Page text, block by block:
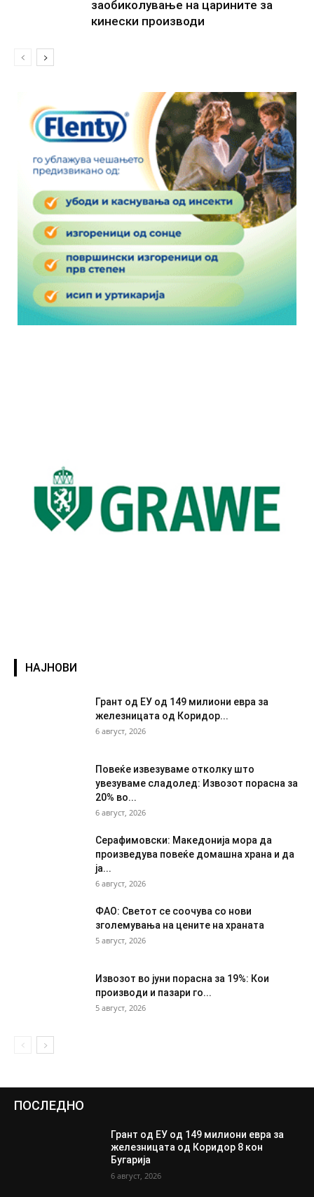
заобиколување на царините за
кинески производи
НАЈНОВИ
Грант од ЕУ од 149 милиони евра за
железницата од Коридор...
6 август, 2026
Повеќе извезуваме отколку што
увезуваме сладолед: Извозот порасна за
20% во...
6 август, 2026
Серафимовски: Македонија мора да
произведува повеќе домашна храна и да
ја...
6 август, 2026
ФАО: Светот се соочува со нови
зголемувања на цените на храната
5 август, 2026
Извозот во јуни порасна за 19%: Кои
производи и пазари го...
5 август, 2026
ПОСЛЕДНО
Грант од ЕУ од 149 милиони евра за
железницата од Коридор 8 кон
Бугарија
6 август, 2026